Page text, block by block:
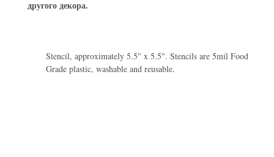
другого декора.
Stencil, approximately 5.5" x 5.5". Stencils are 5mil Food
Grade plastic, washable and reusable.